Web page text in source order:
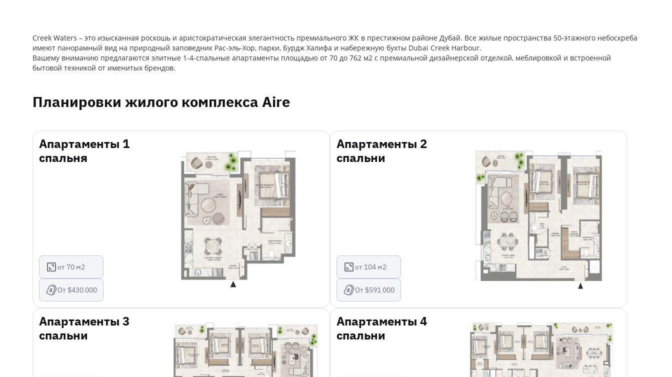
Creek Waters – это изысканная роскошь и аристократическая элегантность премиального ЖК в престижном районе Дубай. Все жилые пространства 50-этажного небоскреба
имеют панорамный вид на природный заповедник Рас-эль-Хор, парки, Бурдж Халифа и набережную бухты Dubai Creek Harbour.
Вашему вниманию предлагаются элитные 1-4-спальные апартаменты площадью от 70 до 762 м2 с премиальной дизайнерской отделкой, меблировкой и встроенной
бытовой техникой от именитых брендов.
Планировки жилого комплекса Aire
Апартаменты 1
спальня
от 70 м2
От $430 000
Апартаменты 2
спальни
от 104 м2
От $591 000
Апартаменты 3
спальни
Апартаменты 4
спальни